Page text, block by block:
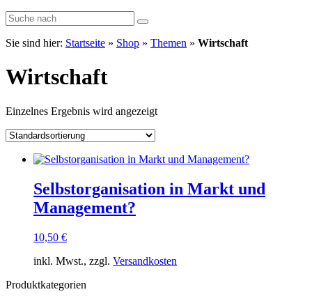
Sie sind hier: Startseite » Shop » Themen » Wirtschaft
Wirtschaft
Einzelnes Ergebnis wird angezeigt
Selbstorganisation in Markt und
Management?
10,50 €
inkl. Mwst., zzgl. Versandkosten
Produktkategorien